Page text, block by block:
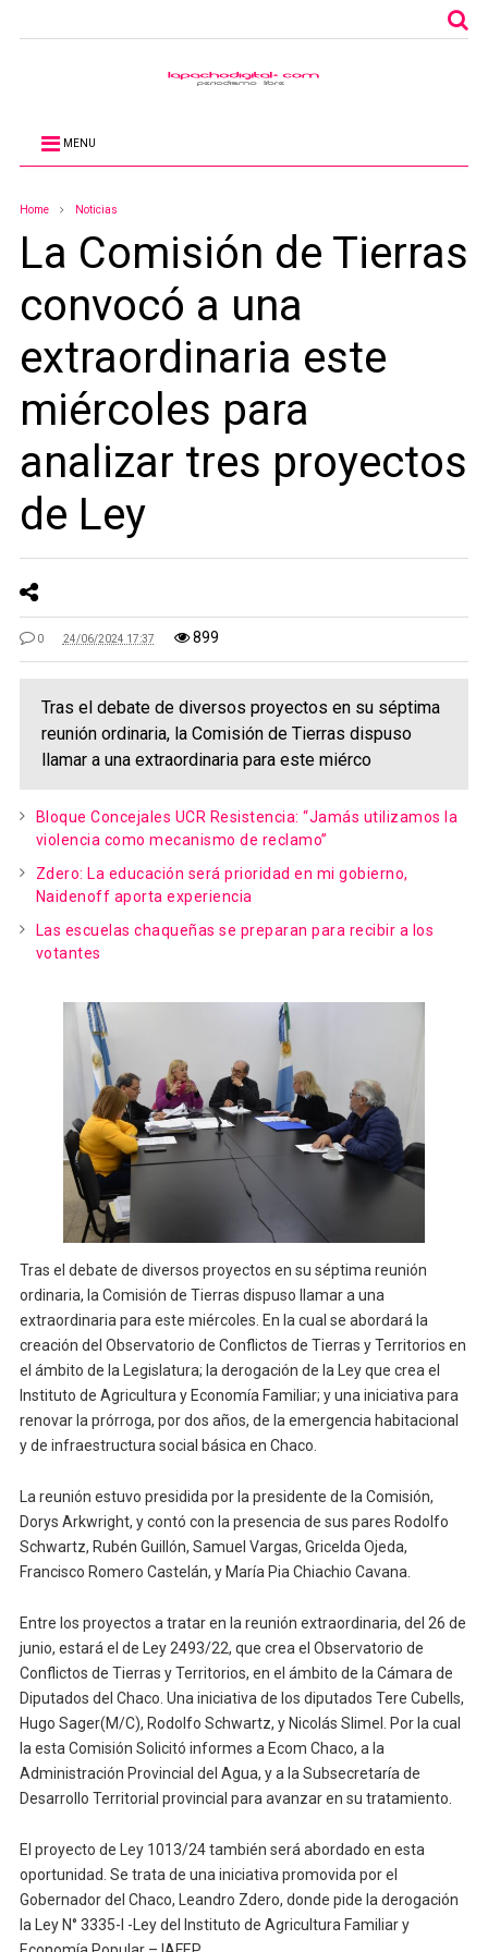
MENU
Home Noticias
La Comisión de Tierras
convocó a una
extraordinaria este
miércoles para
analizar tres proyectos
de Ley
0 24/06/2024 17:37 899
Tras el debate de diversos proyectos en su séptima
reunión ordinaria, la Comisión de Tierras dispuso
llamar a una extraordinaria para este miérco
Bloque Concejales UCR Resistencia: “Jamás utilizamos la
violencia como mecanismo de reclamo”
Zdero: La educación será prioridad en mi gobierno,
Naidenoff aporta experiencia
Las escuelas chaqueñas se preparan para recibir a los
votantes
Tras el debate de diversos proyectos en su séptima reunión
ordinaria, la Comisión de Tierras dispuso llamar a una
extraordinaria para este miércoles. En la cual se abordará la
creación del Observatorio de Conflictos de Tierras y Territorios en
el ámbito de la Legislatura; la derogación de la Ley que crea el
Instituto de Agricultura y Economía Familiar; y una iniciativa para
renovar la prórroga, por dos años, de la emergencia habitacional
y de infraestructura social básica en Chaco.
La reunión estuvo presidida por la presidente de la Comisión,
Dorys Arkwright, y contó con la presencia de sus pares Rodolfo
Schwartz, Rubén Guillón, Samuel Vargas, Gricelda Ojeda,
Francisco Romero Castelán, y María Pia Chiachio Cavana.
Entre los proyectos a tratar en la reunión extraordinaria, del 26 de
junio, estará el de Ley 2493/22, que crea el Observatorio de
Conflictos de Tierras y Territorios, en el ámbito de la Cámara de
Diputados del Chaco. Una iniciativa de los diputados Tere Cubells,
Hugo Sager(M/C), Rodolfo Schwartz, y Nicolás Slimel. Por la cual
la esta Comisión Solicitó informes a Ecom Chaco, a la
Administración Provincial del Agua, y a la Subsecretaría de
Desarrollo Territorial provincial para avanzar en su tratamiento.
El proyecto de Ley 1013/24 también será abordado en esta
oportunidad. Se trata de una iniciativa promovida por el
Gobernador del Chaco, Leandro Zdero, donde pide la derogación
la Ley N° 3335-I -Ley del Instituto de Agricultura Familiar y